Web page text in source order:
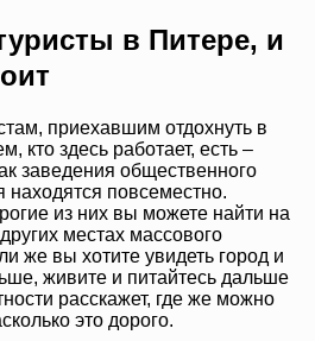
в Питере, и
приехавшим отдохнуть в
кто здесь работает, есть –
заведения общественного
находятся повсеместно.
из них вы можете найти на
местах массового
же вы хотите увидеть город и
живите и питайтесь дальше
расскажет, где же можно
это дорого.